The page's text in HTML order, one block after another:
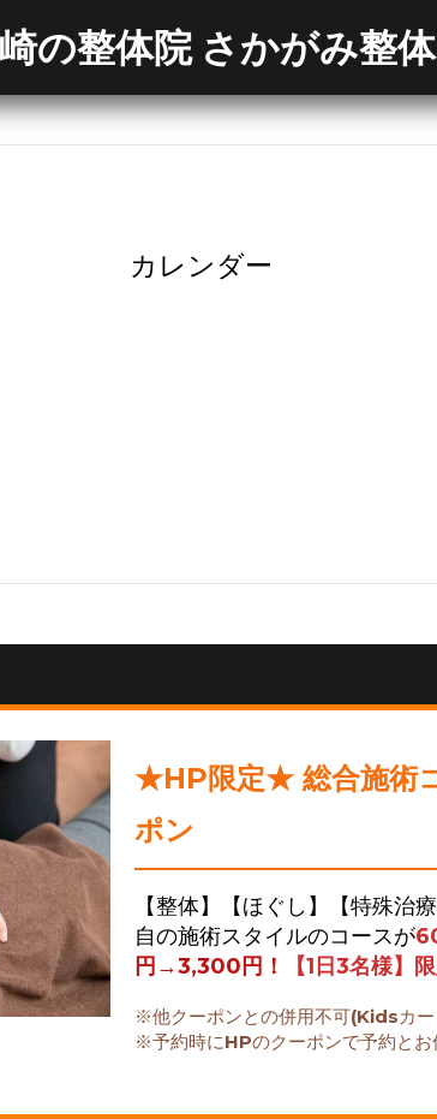
の整体院 さかがみ整
カレンダー
★HP限定★ 総合施術
ポン
【整体】【ほぐし】【特殊治
自の施術スタイルのコースが
円→3,300円！
【1日3名様】
※他クーポンとの併用不可(Kidsカー
※予約時にHPのクーポンで予約とお